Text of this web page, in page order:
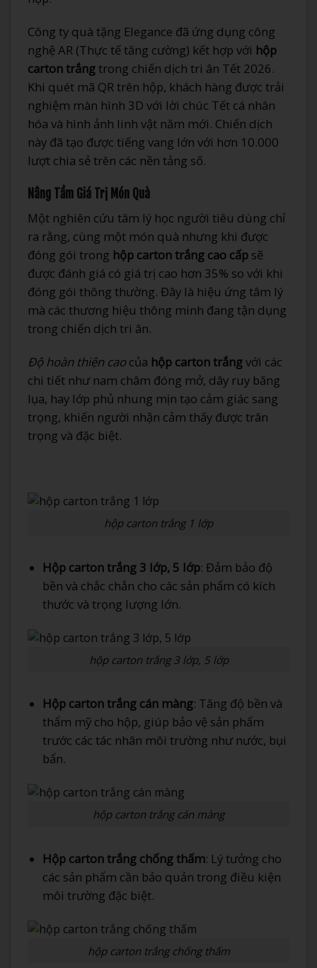
Công ty quà tặng Elegance đã ứng dụng công
nghệ AR (Thực tế tăng cường) kết hợp với hộp
carton trắng trong chiến dịch tri ân Tết 2026.
Khi quét mã QR trên hộp, khách hàng được trải
nghiệm màn hình 3D với lời chúc Tết cá nhân
hóa và hình ảnh linh vật năm mới. Chiến dịch
này đã tạo được tiếng vang lớn với hơn 10.000
lượt chia sẻ trên các nền tảng số.
Nâng Tầm Giá Trị Món Quà
Một nghiên cứu tâm lý học người tiêu dùng chỉ
ra rằng, cùng một món quà nhưng khi được
đóng gói trong hộp carton trắng cao cấp sẽ
được đánh giá có giá trị cao hơn 35% so với khi
đóng gói thông thường. Đây là hiệu ứng tâm lý
mà các thương hiệu thông minh đang tận dụng
trong chiến dịch tri ân.
Độ hoàn thiện cao của hộp carton trắngvới các
chi tiết như nam châm đóng mở, dây ruy băng
lụa, hay lớp phủ nhung mịn tạo cảm giác sang
trọng, khiến người nhận cảm thấy được trân
trọng và đặc biệt.
hộp carton trắng 1 lớp
Hộp carton trắng 3 lớp, 5 lớp: Đảm bảo độ
bền và chắc chắn cho các sản phẩm có kích
thước và trọng lượng lớn.
hộp carton trắng 3 lớp, 5 lớp
Hộp carton trắng cán màng: Tăng độ bền và
thẩm mỹ cho hộp, giúp bảo vệ sản phẩm
trước các tác nhân môi trường như nước, bụi
bẩn.
hộp carton trắng cán màng
Hộp carton trắng chống thấm: Lý tưởng cho
các sản phẩm cần bảo quản trong điều kiện
môi trường đặc biệt.
hộp carton trắng chống thấm